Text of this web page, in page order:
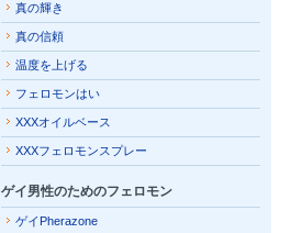
真の輝き
真の信頼
温度を上げる
フェロモンはい
XXXオイルベース
XXXフェロモンスプレー
ゲイ男性のためのフェロモン
ゲイPherazone